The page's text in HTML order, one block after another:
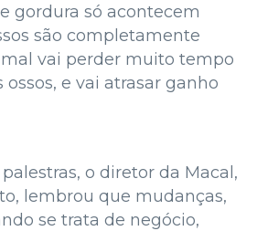
gordura só acontecem
são completamente
vai perder muito tempo
e vai atrasar ganho
o diretor da Macal,
lembrou que mudanças,
se trata de negócio,